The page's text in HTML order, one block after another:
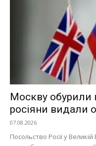
Москву обурили
росіяни видали
07.08.2026
Посольство Росії у